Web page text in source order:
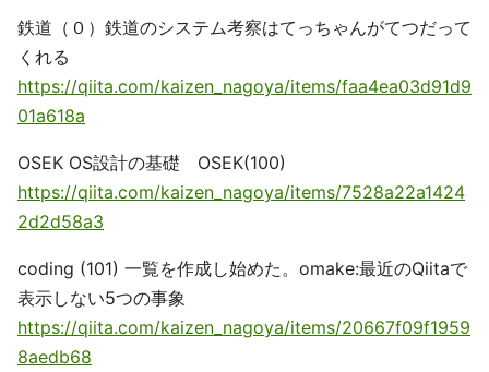
鉄道（０）鉄道のシステム考察はてっちゃんがてつだって
くれる
https://qiita.com/kaizen_nagoya/items/faa4ea03d91d9
01a618a
OSEK OS設計の基礎 OSEK(100)
https://qiita.com/kaizen_nagoya/items/7528a22a1424
2d2d58a3
coding (101) 一覧を作成し始めた。omake:最近のQiitaで
表示しない5つの事象
https://qiita.com/kaizen_nagoya/items/20667f09f1959
8aedb68